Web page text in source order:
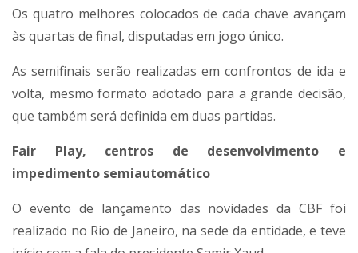
Os quatro melhores colocados de cada chave avançam
às quartas de final, disputadas em jogo único.
As semifinais serão realizadas em confrontos de ida e
volta, mesmo formato adotado para a grande decisão,
que também será definida em duas partidas.
Fair Play, centros de desenvolvimento e
impedimento semiautomático
O evento de lançamento das novidades da CBF foi
realizado no Rio de Janeiro, na sede da entidade, e teve